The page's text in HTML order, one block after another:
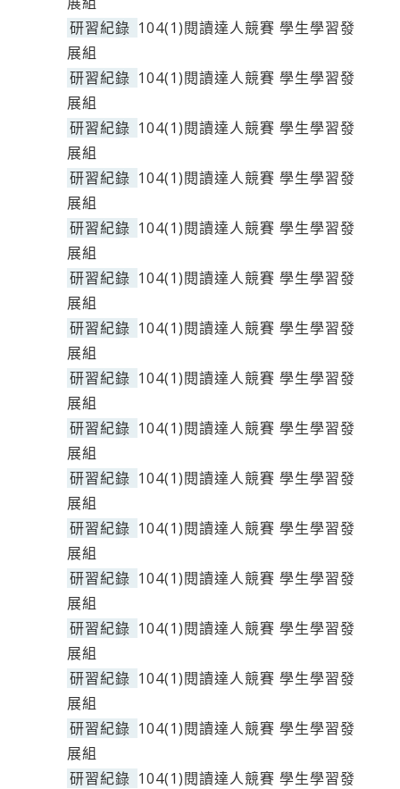
研習紀錄 104(1)閱讀達人競賽 學生學習發
展組
研習紀錄 104(1)閱讀達人競賽 學生學習發
展組
研習紀錄 104(1)閱讀達人競賽 學生學習發
展組
研習紀錄 104(1)閱讀達人競賽 學生學習發
展組
研習紀錄 104(1)閱讀達人競賽 學生學習發
展組
研習紀錄 104(1)閱讀達人競賽 學生學習發
展組
研習紀錄 104(1)閱讀達人競賽 學生學習發
展組
研習紀錄 104(1)閱讀達人競賽 學生學習發
展組
研習紀錄 104(1)閱讀達人競賽 學生學習發
展組
研習紀錄 104(1)閱讀達人競賽 學生學習發
展組
研習紀錄 104(1)閱讀達人競賽 學生學習發
展組
研習紀錄 104(1)閱讀達人競賽 學生學習發
展組
研習紀錄 104(1)閱讀達人競賽 學生學習發
展組
研習紀錄 104(1)閱讀達人競賽 學生學習發
展組
研習紀錄 104(1)閱讀達人競賽 學生學習發
展組
研習紀錄 104(1)閱讀達人競賽 學生學習發